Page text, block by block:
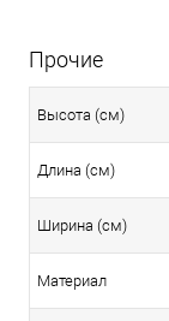
Прочие
Высота (см)
Длина (см)
Ширина (см)
Материал